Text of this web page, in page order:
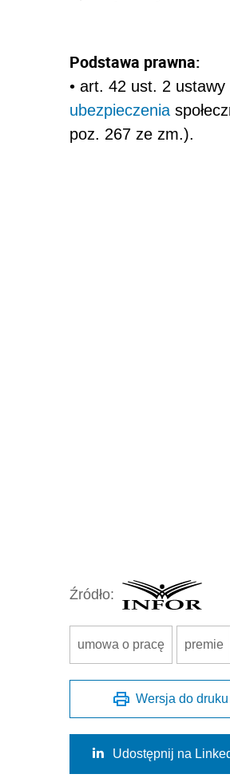
Podstawa prawna:
• art. 42 ust. 2
ubezpieczenia
poz. 267 ze zm.).
Źródło:
umowa o pracę premie
Wersja do druku
Udostępnij na